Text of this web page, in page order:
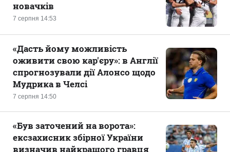
7 серпня 14:53
новачків
7 серпня 14:50
«Дасть йому можливість
оживити свою кар'єру»: в Англії
спрогнозували дії Алонсо щодо
Мудрика в Челсі
«Був заточений на ворота»:
ексзахисник збірної України
визначив найкращого гравця